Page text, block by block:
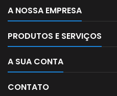
A NOSSA EMPRESA
PRODUTOS E SERVIÇOS
A SUA CONTA
CONTATO